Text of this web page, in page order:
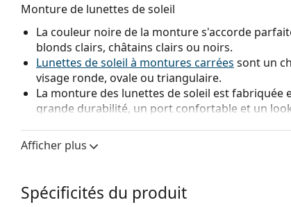
Monture de lunettes de soleil
La couleur noire de la monture s'accorde
blonds clairs, châtains clairs ou noirs.
Lunettes de soleil à montures carrées sont un
visage ronde, ovale ou triangulaire.
La monture des lunettes de soleil est
grande durabilité, un port confortable et un
Verre de lunettes de soleil
Les verres gris réduisent l'intensité de la
plus clair. La teinte la plus foncée en haut
plus claire en bas assure une visibilité
Afficher plus
Spécificités du produit